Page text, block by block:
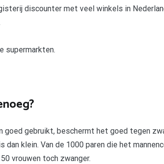
discounter met veel winkels in
supermarkten.
goed gebruikt, beschermt het goed tegen
dan klein. Van de 1000 paren die het
vrouwen toch zwanger.